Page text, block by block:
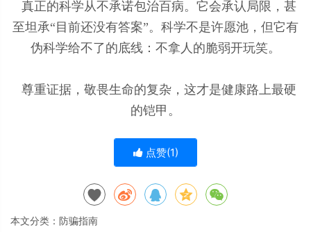
真正的科学从不承诺包治百病。它会承认局限，甚
至坦承“目前还没有答案”。科学不是许愿池，但它有
伪科学给不了的底线：不拿人的脆弱开玩笑。
尊重证据，敬畏生命的复杂，这才是健康路上最硬
的铠甲。
点赞(1)
本文分类： 防骗指南